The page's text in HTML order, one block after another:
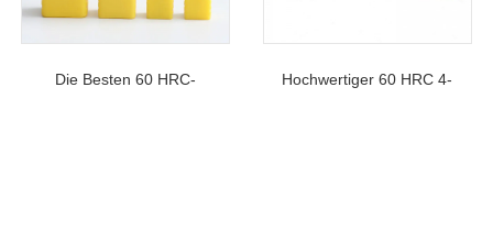
Die Besten 60 HRC- Hochwertiger 60 HRC 4-